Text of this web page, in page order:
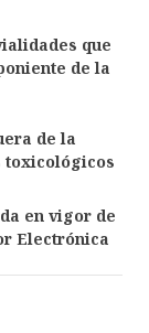
que
de la
de la
toxicológicos
en vigor de
Electrónica